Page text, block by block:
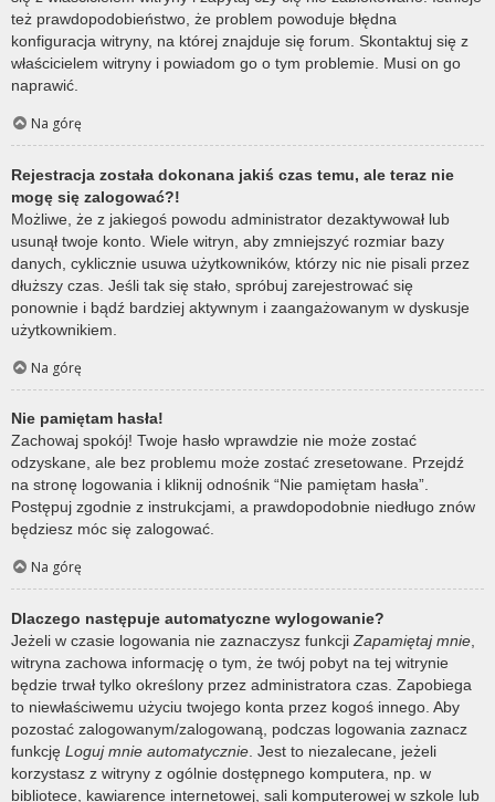
też prawdopodobieństwo, że problem powoduje błędna
konfiguracja witryny, na której znajduje się forum. Skontaktuj się z
właścicielem witryny i powiadom go o tym problemie. Musi on go
naprawić.
Na górę
Rejestracja została dokonana jakiś czas temu, ale teraz nie
mogę się zalogować?!
Możliwe, że z jakiegoś powodu administrator dezaktywował lub
usunął twoje konto. Wiele witryn, aby zmniejszyć rozmiar bazy
danych, cyklicznie usuwa użytkowników, którzy nic nie pisali przez
dłuższy czas. Jeśli tak się stało, spróbuj zarejestrować się
ponownie i bądź bardziej aktywnym i zaangażowanym w dyskusje
użytkownikiem.
Na górę
Nie pamiętam hasła!
Zachowaj spokój! Twoje hasło wprawdzie nie może zostać
odzyskane, ale bez problemu może zostać zresetowane. Przejdź
na stronę logowania i kliknij odnośnik “Nie pamiętam hasła”.
Postępuj zgodnie z instrukcjami, a prawdopodobnie niedługo znów
będziesz móc się zalogować.
Na górę
Dlaczego następuje automatyczne wylogowanie?
Jeżeli w czasie logowania nie zaznaczysz funkcji Zapamiętaj mnie
witryna zachowa informację o tym, że twój pobyt na tej witrynie
będzie trwał tylko określony przez administratora czas. Zapobiega
to niewłaściwemu użyciu twojego konta przez kogoś innego. Aby
pozostać zalogowanym/zalogowaną, podczas logowania zaznacz
funkcję Loguj mnie automatycznie . Jest to niezalecane, jeżeli
korzystasz z witryny z ogólnie dostępnego komputera, np. w
bibliotece, kawiarence internetowej, sali komputerowej w szkole lub